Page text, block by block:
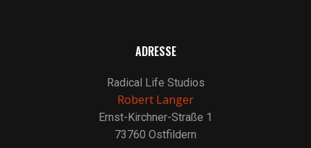
ADRESSE
Radical Life Studios
Robert Langer
Ernst-Kirchner-Straße 1
73760 Ostfildern